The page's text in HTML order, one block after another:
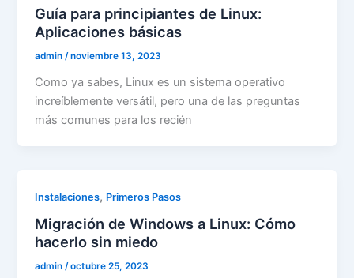
Guía para principiantes de Linux:
Aplicaciones básicas
admin /noviembre 13, 2023
Como ya sabes, Linux es un sistema operativo
increíblemente versátil, pero una de las preguntas
más comunes para los recién
Instalaciones, Primeros Pasos
Migración de Windows a Linux: Cómo
hacerlo sin miedo
admin/octubre 25, 2023